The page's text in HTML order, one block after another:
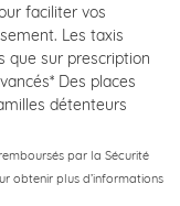
faciliter vos
Les taxis
que sur prescription
Des places
détenteurs
par la Sécurité
obtenir plus d’informations